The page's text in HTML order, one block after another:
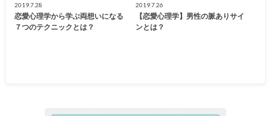
2019.7.28
恋愛心理学から学ぶ両想いになる
７つのテクニックとは？
2019.7.26
【恋愛心理学】男性の脈ありサイ
ンとは？